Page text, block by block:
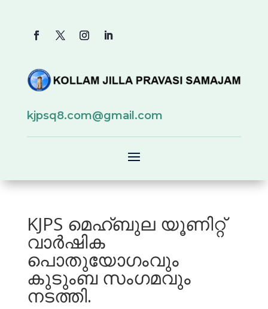
kjpsq8.com@gmail.com
KJPS മെഹ്ബുല യൂണിറ്റ്
വാർഷിക
പൊതുയോഗംവും
കുടുംബ സംഗമവും
നടത്തി.